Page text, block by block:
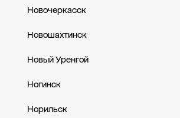
Новочеркасск
Новошахтинск
Новый Уренгой
Ногинск
Норильск